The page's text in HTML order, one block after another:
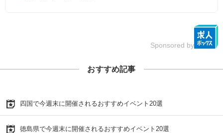
Sponsored by
おすすめ記事
四国で今週末に開催されるおすすめイベント20選
徳島県で今週末に開催されるおすすめイベント20選